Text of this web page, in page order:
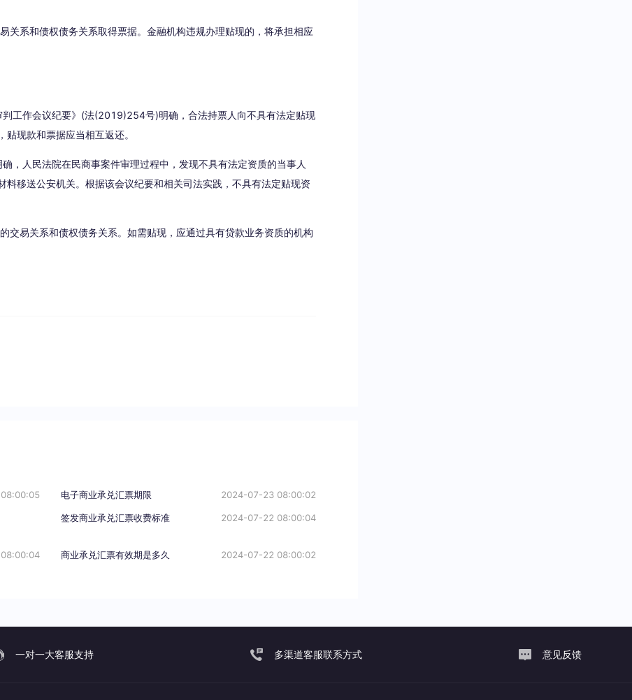
关系和债权债务关系取得票据。金融机构违规办理贴现的，将承担相应
工作会议纪要》(法(2019)254号)明确，合法持票人向不具有法定贴现
贴现款和票据应当相互返还。
，人民法院在民商事案件审理过程中，发现不具有法定资质的当事人
料移送公安机关。根据该会议纪要和相关司法实践，不具有法定贴现资
交易关系和债权债务关系。如需贴现，应通过具有贷款业务资质的机构
电子商业承兑汇票期限 2024-07-23 08:00:02
签发商业承兑汇票收费标准 2024-07-22 08:00:04
商业承兑汇票有效期是多久 2024-07-22 08:00:02
一对一大客服支持 多渠道客服联系方式 意见反馈